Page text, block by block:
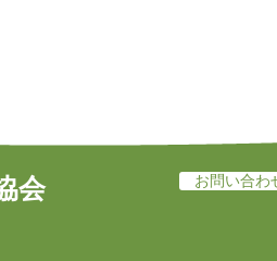
会 お問い合わ